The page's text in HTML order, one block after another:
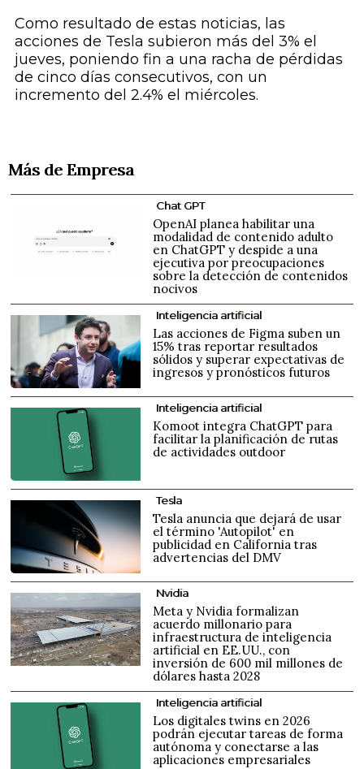
Como resultado de estas noticias, las
acciones de Tesla subieron más del 3% el
jueves, poniendo fin a una racha de pérdidas
de cinco días consecutivos, con un
incremento del 2.4% el miércoles.
Más de Empresa
Chat GPT
OpenAI planea habilitar una
modalidad de contenido adulto
en ChatGPT y despide a una
ejecutiva por preocupaciones
sobre la detección de contenidos
nocivos
Inteligencia artificial
Las acciones de Figma suben un
15% tras reportar resultados
sólidos y superar expectativas de
ingresos y pronósticos futuros
Inteligencia artificial
Komoot integra ChatGPT para
facilitar la planificación de rutas
de actividades outdoor
Tesla
Tesla anuncia que dejará de usar
el término 'Autopilot' en
publicidad en California tras
advertencias del DMV
Nvidia
Meta y Nvidia formalizan
acuerdo millonario para
infraestructura de inteligencia
artificial en EE.UU., con
inversión de 600 mil millones de
dólares hasta 2028
Inteligencia artificial
Los digitales twins en 2026
podrán ejecutar tareas de forma
autónoma y conectarse a las
aplicaciones empresariales